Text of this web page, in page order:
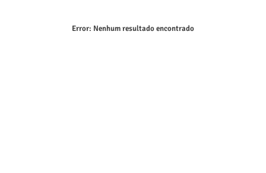
Error: Nenhum resultado encontrado